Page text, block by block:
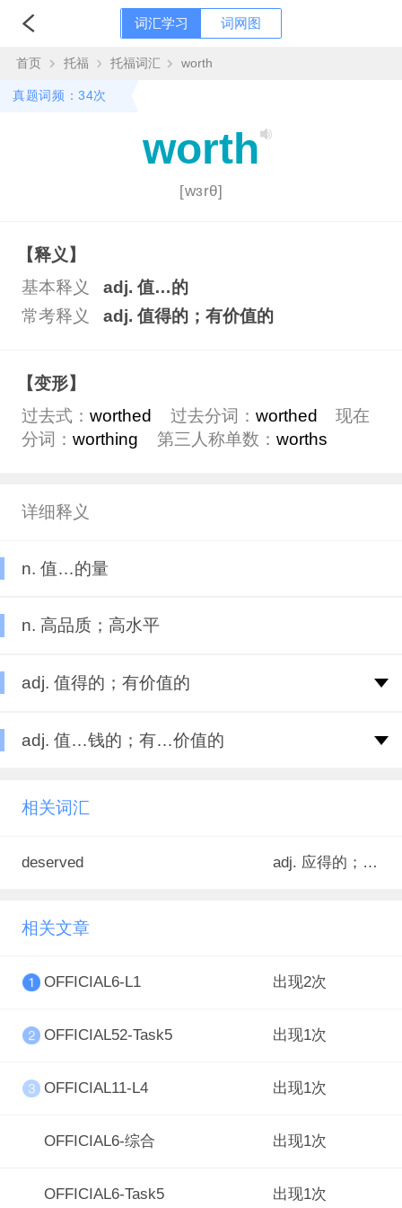
词汇学习 词网图
首页 托福 托福词汇 worth
真题词频：34次
worth
[wɜrθ]
【释义】
基本释义
adj. 值…的
常考释义
adj. 值得的；有价值的
【变形】
过去式： worthed 过去分词： worthed
现在
分词： worthing 第三人称单数： worths
详细释义
n. 值…的量
n. 高品质；高水平
adj. 值得的；有价值的
adj. 值…钱的；有…价值的
相关词汇
deserved adj. 应得的；值得的；理所当然的
相关文章
OFFICIAL6-L1 出现2次
OFFICIAL52-Task5 出现1次
OFFICIAL11-L4 出现1次
OFFICIAL6-综合 出现1次
OFFICIAL6-Task5 出现1次